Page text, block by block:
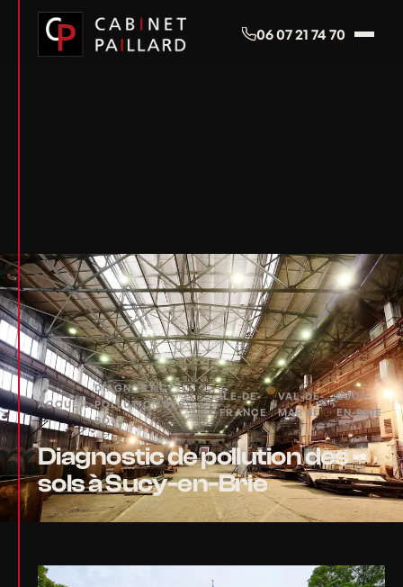
06 07 21 74 70
ACCUEIL›
DIAGNOSTIC
POLLUTION DES
SOLS
›
ÎLE-DE-
FRANCE
›
VAL-DE-
MARNE
›
SUCY-
EN-BRIE
Diagnostic de pollution des
sols à Sucy-en-Brie
Panneau de gestion des cookies